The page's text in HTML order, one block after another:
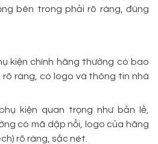
bên trong phải rõ ràng, đúng
kiện chính hãng thường có bao
rõ ràng, có logo và thông tin nhà
kiện quan trọng như bản lề,
có mã dập nổi, logo của hãng
rõ ràng, sắc nét.